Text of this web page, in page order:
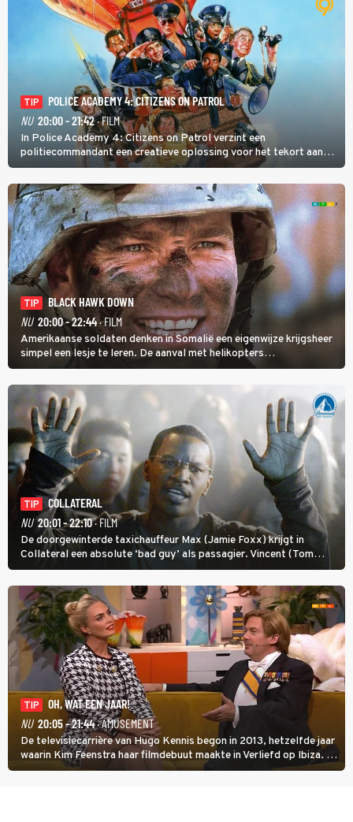
TIP
POLICE ACADEMY 4: CITIZENS ON PATROL
NU 20:00 - 21:42· FILM
In Police Academy 4: Citizens on Patrol verzint een
politiecommandant een creatieve oplossing voor het tekort aan
agenten.
TIP
BLACK HAWK DOWN
NU 20:00 - 22:44· FILM
Amerikaanse soldaten denken in Somalië een eigenwijze krijgsheer
simpel een lesje te leren. De aanval met helikopters
verloopt in Black Hawk down dramatisch.
TIP
COLLATERAL
NU 20:01 - 22:10· FILM
De doorgewinterde taxichauffeur Max (Jamie Foxx) krijgt in
Collateral een absolute ‘bad guy’ als passagier. Vincent (Tom
Cruise) heeft hem nodig om hem de stad door te loodsen om een
wel heel lugubere reden.
TIP
OH, WAT EEN JAAR!
NU 20:05 - 21:44· AMUSEMENT
De televisiecarrière van Hugo Kennis begon in 2013, hetzelfde jaar
waarin Kim Feenstra haar filmdebuut maakte in Verliefd op Ibiza. In
Oh, Wat een Jaar! wordt duidelijk wat ze nog meer weten van het